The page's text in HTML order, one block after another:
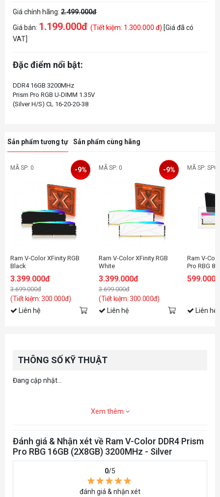
Giá chính hãng: 2.499.000đ
Giá bán: 1.199.000đ (Tiết kiệm: 1.300.000 đ) [Giá đã có
VAT]
Đặc điểm nổi bật:
DDR4 16GB 3200MHz
Prism Pro RGB U-DIMM 1.35V
Sản phẩm tương tự Sản phẩm cùng hãng
MÃ SP: 0
Ram V-Color XFinity RGB
Black
32GB (2x 16GB) DDR5
6000Mhz (Dual XMP 3.0 +
AMD EXPO)
3.399.000đ
3.699.000đ
(Tiết kiệm: 300.000đ)
-9%
Liên hệ
MÃ SP: 0
Ram V-Color XFinity RGB
White
32GB (2x 16GB) DDR5
6000Mhz (Dual XMP 3.0 +
AMD EXPO)
3.399.000đ
3.699.000đ
(Tiết kiệm: 300.000đ)
-9%
Liên hệ
MÃ SP:
Ram V-
Pro RBG
599.000đ
Liên hệ
THÔNG SỐ KỸ THUẬT
Đang cập nhật...
Xem thêm
Đánh giá & Nhận xét về Ram V-Color DDR4 Prism
Pro RBG 16GB (2X8GB) 3200MHz - Silver
0/5
đánh giá & nhận xét